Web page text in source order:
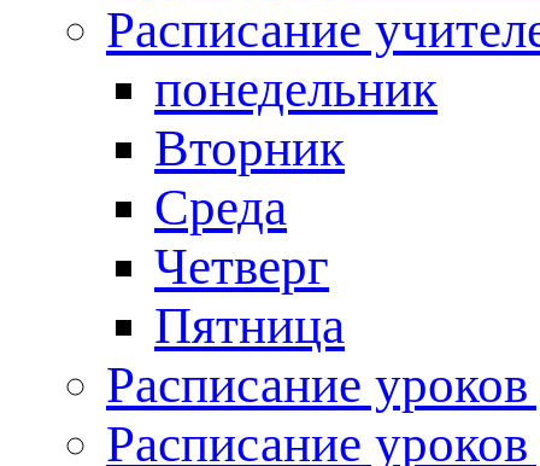
Расписание
понедельник
Вторник
Среда
Четверг
Пятница
Расписание
Расписание